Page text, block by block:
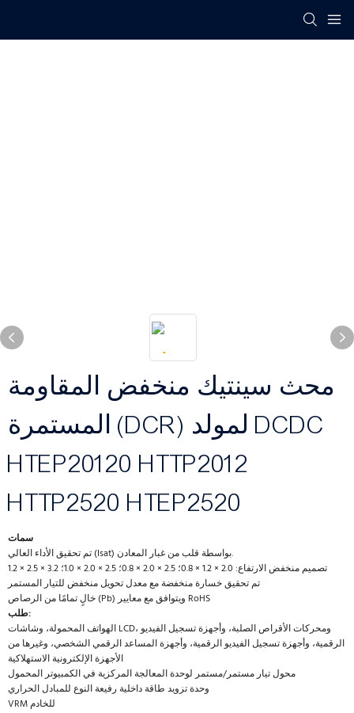
محث سينتيك منخفض المقاومة
المستمرة (DCR) لمولد DCDC
HTEP20120 HTTP2012
HTTP2520 HTEP2520
سمات
تم تحقيق الأداء العالي (Isat) بواسطة قلب من غبار المعادن.
تصميم منخفض الارتفاع: 2.0 × 1.2 × 0.8؛ 2.5 × 2.0 × 0.8؛ 2.5 × 2.0 × 1.0؛ 3.2 × 2.5 × 1.2
تم تحقيق خسارة منخفضة مع معدل تحويل منخفض للتيار المستمر
خالٍ تمامًا من الرصاص (Pb) ويتوافق مع معايير RoHS
طلب:
الهواتف المحمولة، وشاشات LCD، ومحركات الأقراص الصلبة، وأجهزة تسجيل الفيديو
الرقمية، وأجهزة تسجيل الفيديو الرقمية، وأجهزة المساعد الرقمي الشخصي، وغيرها من
الأجهزة الإلكترونية الاستهلاكية
محول تيار مستمر/مستمر لوحدة المعالجة المركزية في الكمبيوتر المحمول
وحدة تزويد طاقة داخلية رفيعة النوع للمبادل الحراري
VRM للخادم